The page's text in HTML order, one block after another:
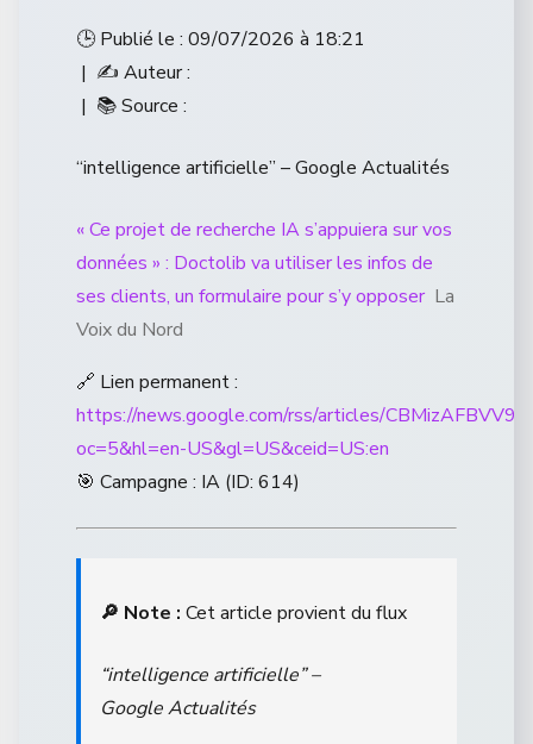
🕒 Publié le : 09/07/2026 à 18:21
| ✍️ Auteur :
| 📚 Source :
“intelligence artificielle” – Google Actualités
« Ce projet de recherche IA s’appuiera sur vos
données » : Doctolib va utiliser les infos de
ses clients, un formulaire pour s’y opposer La
Voix du Nord
🔗 Lien permanent :
https://news.google.com/rss/articles/
oc=5&hl=en-US&gl=US&ceid=US:en
🎯 Campagne : IA (ID: 614)
🔎 Note : Cet article provient du flux
“intelligence artificielle” –
Google Actualités